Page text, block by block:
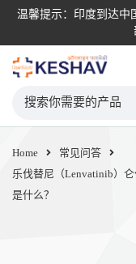
温馨提示：印度到达中
Home
常见问答
乐伐替尼（Lenvatinib）
是什么？